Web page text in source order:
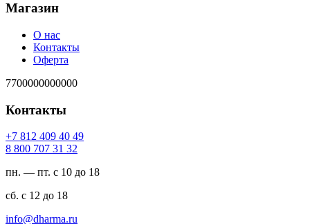
Магазин
О нас
Контакты
Оферта
7700000000000
Контакты
94 04 904 218 7+
23 13 707 008 8
пн. — пт. с 10 до 18
сб. с 12 до 18
ur.amrahd@ofni